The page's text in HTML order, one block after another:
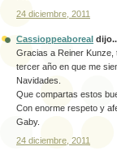
24 diciembre, 2011
Cassioppeaboreal
Gracias a Reiner
tercer año en que me
Navidades.
Que compartas estos
Con enorme respeto y
Gaby.
24 diciembre, 2011